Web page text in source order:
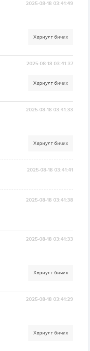
2025-08-18 03:41:49
Хариулт бичих
2025-08-18 03:41:37
Хариулт бичих
2025-08-18 03:41:33
Хариулт бичих
2025-08-18 03:41:41
2025-08-18 03:41:38
2025-08-18 03:41:33
Хариулт бичих
2025-08-18 03:41:29
Хариулт бичих